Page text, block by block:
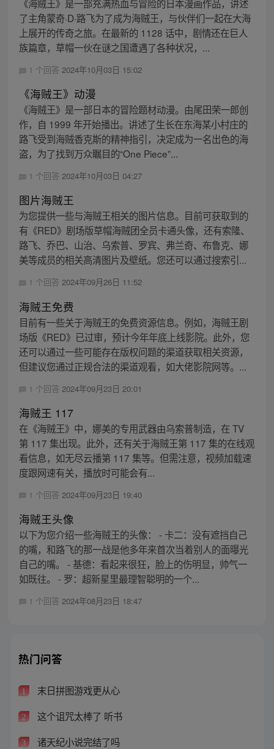
《海贼王》是一部充满热血与冒险的日本漫画作品，讲述
了主角蒙奇·D·路飞为了成为海贼王，与伙伴们一起在大海
上展开的传奇之旅。在最新的 1128 话中，剧情还在巨人
族篇章，草帽一伙在谜之国遭遇了各种状况，...
1 个回答 2024年10月03日 15:02
《海贼王》动漫
《海贼王》是一部日本的冒险题材动漫。由尾田荣一郎创
作，自 1999 年开始播出。讲述了生长在东海某小村庄的
路飞受到海贼香克斯的精神指引，决定成为一名出色的海
盗，为了找到万众瞩目的“One Piece”...
1 个回答 2024年10月03日 04:27
图片海贼王
为您提供一些与海贼王相关的图片信息。目前可获取到的
有《RED》剧场版草帽海贼团全员卡通头像，还有索隆、
路飞、乔巴、山治、乌索普、罗宾、弗兰奇、布鲁克、娜
美等成员的相关高清图片及壁纸。您还可以通过搜索引...
1 个回答 2024年09月26日 11:52
海贼王免费
目前有一些关于海贼王的免费资源信息。例如，海贼王剧
场版《RED》已过审，预计今年年底上线影院。此外，您
还可以通过一些可能存在版权问题的渠道获取相关资源，
但建议您通过正规合法的渠道观看，如大佬影院网等。...
1 个回答 2024年09月23日 20:01
海贼王 117
在《海贼王》中，娜美的专用武器由乌索普制造，在 TV
第 117 集出现。此外，还有关于海贼王第 117 集的在线观
看信息，如无尽云播第 117 集等。但需注意，视频加载速
度跟网速有关，播放时可能会有...
1 个回答 2024年09月23日 19:40
海贼王头像
以下为您介绍一些海贼王的头像： - 卡二：没有遮挡自己
的嘴，和路飞的那一战是他多年来首次当着别人的面曝光
自己的嘴。 - 基德：看起来很狂，脸上的伤明显，帅气一
如既往。 - 罗：超新星里最理智聪明的一个...
1 个回答 2024年08月23日 18:47
热门问答
1 末日拼图游戏更从心
2 这个诅咒太棒了 听书
3 诸天纪小说完结了吗